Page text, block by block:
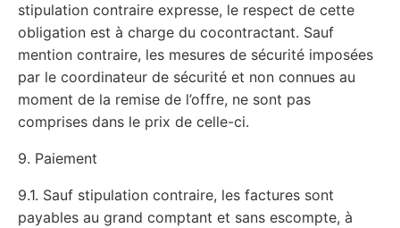
stipulation contraire expresse, le respect de cette
obligation est à charge du cocontractant. Sauf
mention contraire, les mesures de sécurité imposées
par le coordinateur de sécurité et non connues au
moment de la remise de l’offre, ne sont pas
comprises dans le prix de celle-ci.
9. Paiement
9.1. Sauf stipulation contraire, les factures sont
payables au grand comptant et sans escompte, à